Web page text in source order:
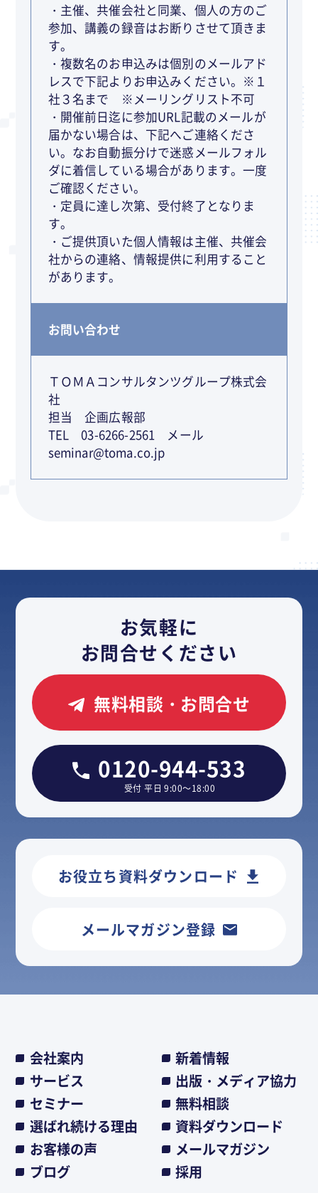
・主催、共催会社と同業、個人の方のご
参加、講義の録音はお断りさせて頂きま
す。
・複数名のお申込みは個別のメールアド
レスで下記よりお申込みください。※１
社３名まで ※メーリングリスト不可
・開催前日迄に参加URL記載のメールが
届かない場合は、下記へご連絡くださ
い。なお自動振分けで迷惑メールフォル
ダに着信している場合があります。一度
ご確認ください。
・定員に達し次第、受付終了となりま
す。
・ご提供頂いた個人情報は主催、共催会
社からの連絡、情報提供に利用すること
があります。
お問い合わせ
ＴＯＭＡコンサルタンツグループ株式会
社
担当 企画広報部
TEL 03-6266-2561 メール
seminar@toma.co.jp
お気軽に
お問合せください
無料相談・お問合せ
0120-944-533
受付 平日 9:00～18:00
お役立ち資料ダウンロード
メールマガジン登録
会社案内
新着情報
サービス
出版・メディア協力
セミナー
無料相談
選ばれ続ける理由
資料ダウンロード
お客様の声
メールマガジン
ブログ
採用